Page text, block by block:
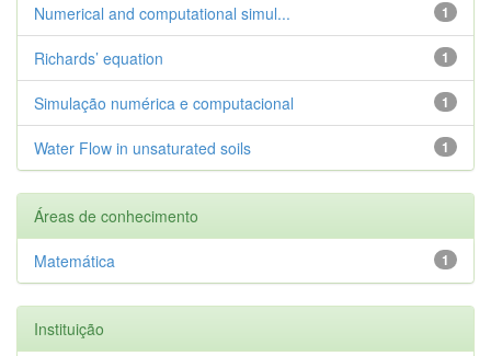
1
Numerical and computational simul...
1
Richards’ equation
1
Simulação numérica e computacional
1
Water Flow in unsaturated soils
Áreas de conhecimento
1
Matemática
Instituição